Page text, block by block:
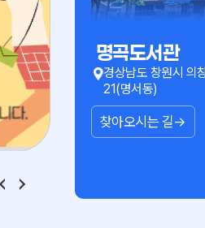
명곡도서관
경상남도 창원시 의
21(명서동)
찾아오시는 길